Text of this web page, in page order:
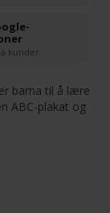
kunder
barna til å lære
ABC-plakat og